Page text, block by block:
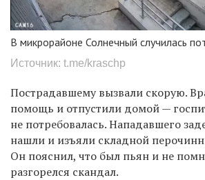
В микрорайоне Солнечный случилась
Источник: t.me/kraschp
Пострадавшему вызвали скорую.
помощь и отпустили домой —
не потребовалась.Нападавшего
нашли и изъяли складной
Он пояснил, что был пьян и не
разгорелся скандал.